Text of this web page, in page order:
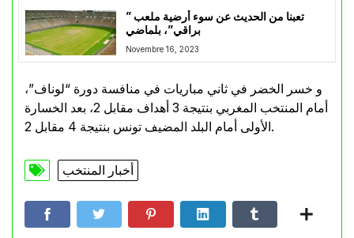
” تعبنا من الحديث عن سوء أرضية ملعب
براقي”، بلماضي
Novembre 16, 2023
و خسر الخضر في ثاني مباريات في منافسة دورة “لوناف”،
أمام المنتخب المغربي بنتيجة 3 أهداف مقابل 2، بعد الخسارة
الأولى أمام البلد المضيف تونس بنتيجة 4 مقابل 2.
أخبار المنتخب